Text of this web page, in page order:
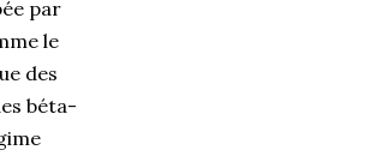
par
le
des
béta-